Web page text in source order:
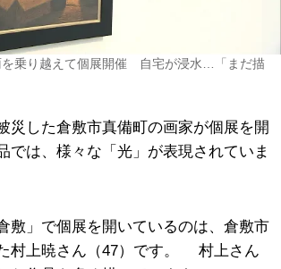
乗り越えて個展開催 自宅が浸水…「まだ描
災した倉敷市真備町の画家が個展を開
では、様々な「光」が表現されていま
敷」で個展を開いているのは、倉敷市
村上暁さん（47）です。 村上さん